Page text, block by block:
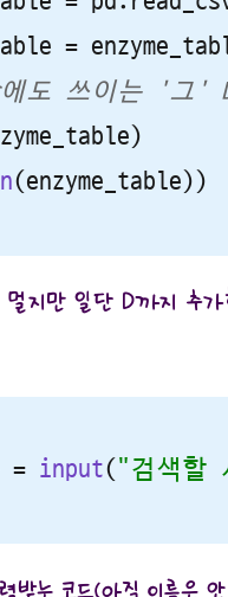
=
도 쓰이는 '그'
(enzyme_table))
멀지만 일단 D까지 추
= input( "검색할